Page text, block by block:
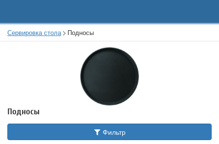
Сервировка стола Подносы
Подносы
Фильтр